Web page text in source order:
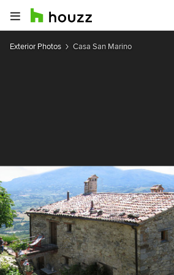
Exterior Photos Casa San Marino